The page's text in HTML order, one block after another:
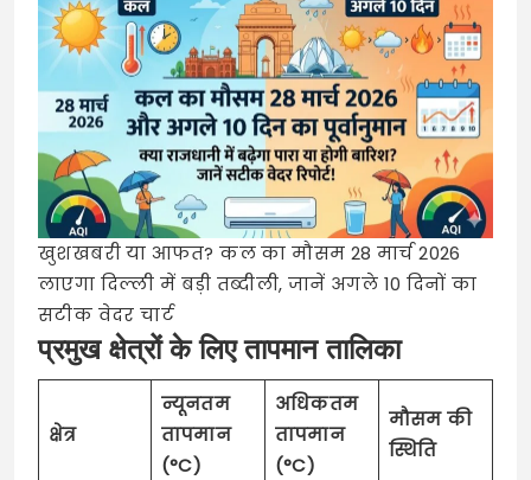
खुशखबरी या आफत? कल का मौसम 28 मार्च 2026
लाएगा दिल्ली में बड़ी तब्दीली, जानें अगले 10 दिनों का
सटीक वेदर चार्ट
प्रमुख क्षेत्रों के लिए तापमान तालिका
क्षेत्र
न्यूनतम
तापमान
(°C)
अधिकतम
तापमान
(°C)
मौसम की
स्थिति